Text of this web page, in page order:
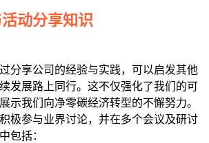
动分享知识
分享公司的经验与实践，可以启发其他
发展路上同行。这不仅强化了我们的可
示我们向净零碳经济转型的不懈努力。
极参与业界讨论，并在多个会议及研讨
包括：